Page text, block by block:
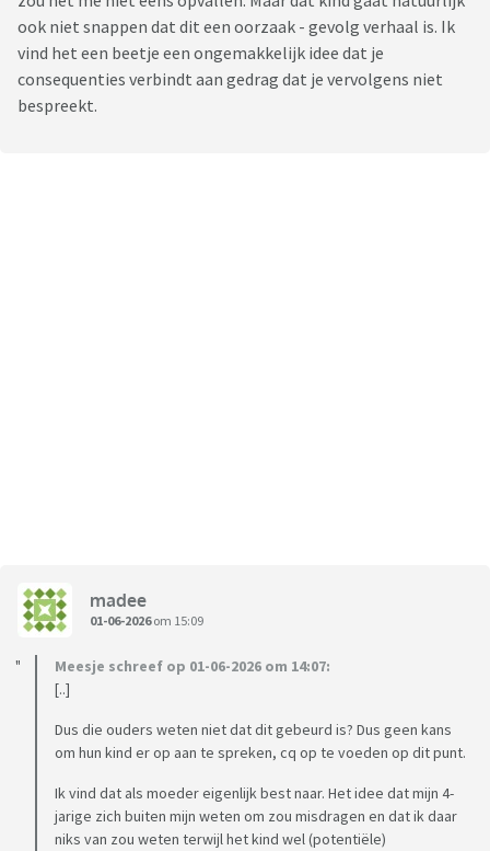
ook niet snappen dat dit een oorzaak - gevolg verhaal is. Ik
vind het een beetje een ongemakkelijk idee dat je
consequenties verbindt aan gedrag dat je vervolgens niet
bespreekt.
madee
01-06-2026om 15:09
Meesje schreef op 01-06-2026 om 14:07:
[..]
Dus die ouders weten niet dat dit gebeurd is? Dus geen kans
om hun kind er op aan te spreken, cq op te voeden op dit punt.
Ik vind dat als moeder eigenlijk best naar. Het idee dat mijn 4-
jarige zich buiten mijn weten om zou misdragen en dat ik daar
niks van zou weten terwijl het kind wel (potentiële)